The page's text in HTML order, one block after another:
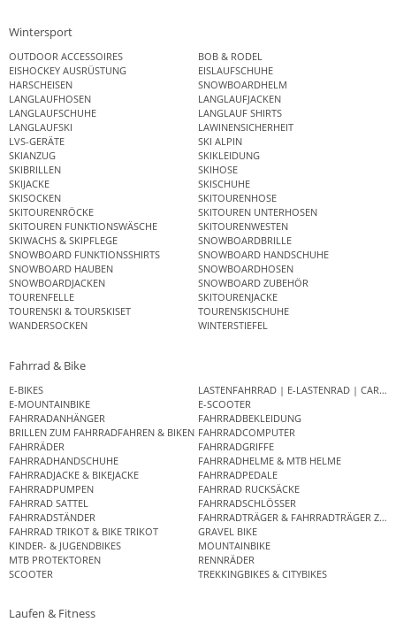
Wintersport
OUTDOOR ACCESSOIRES
BOB & RODEL
EISHOCKEY AUSRÜSTUNG
EISLAUFSCHUHE
HARSCHEISEN
SNOWBOARDHELM
LANGLAUFHOSEN
LANGLAUFJACKEN
LANGLAUFSCHUHE
LANGLAUF SHIRTS
LANGLAUFSKI
LAWINENSICHERHEIT
LVS-GERÄTE
SKI ALPIN
SKIANZUG
SKIKLEIDUNG
SKIBRILLEN
SKIHOSE
SKIJACKE
SKISCHUHE
SKISOCKEN
SKITOURENHOSE
SKITOURENRÖCKE
SKITOUREN UNTERHOSEN
SKITOUREN FUNKTIONSWÄSCHE
SKITOURENWESTEN
SKIWACHS & SKIPFLEGE
SNOWBOARDBRILLE
SNOWBOARD FUNKTIONSSHIRTS
SNOWBOARD HANDSCHUHE
SNOWBOARD HAUBEN
SNOWBOARDHOSEN
SNOWBOARDJACKEN
SNOWBOARD ZUBEHÖR
TOURENFELLE
SKITOURENJACKE
TOURENSKI & TOURSKISET
TOURENSKISCHUHE
WANDERSOCKEN
WINTERSTIEFEL
Fahrrad & Bike
E-BIKES
LASTENFAHRRAD | E-LASTENRAD |
E-MOUNTAINBIKE
E-SCOOTER
FAHRRADANHÄNGER
FAHRRADBEKLEIDUNG
BRILLEN ZUM FAHRRADFAHREN & BIKEN FAHRRADCOMPUTER
FAHRRÄDER
FAHRRADGRIFFE
FAHRRADHANDSCHUHE
FAHRRADHELME & MTB HELME
FAHRRADJACKE & BIKEJACKE
FAHRRADPEDALE
FAHRRADPUMPEN
FAHRRAD RUCKSÄCKE
FAHRRAD SATTEL
FAHRRADSCHLÖSSER
FAHRRADSTÄNDER
FAHRRADTRÄGER & FAHRRADTRÄGER
FAHRRAD TRIKOT & BIKE TRIKOT
GRAVEL BIKE
KINDER- & JUGENDBIKES
MOUNTAINBIKE
MTB PROTEKTOREN
RENNRÄDER
SCOOTER
TREKKINGBIKES & CITYBIKES
Laufen & Fitness